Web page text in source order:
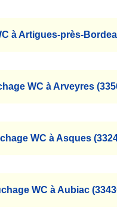
à Artigues-près-
WC à Arveyres
WC à Asques
WC à Aubiac